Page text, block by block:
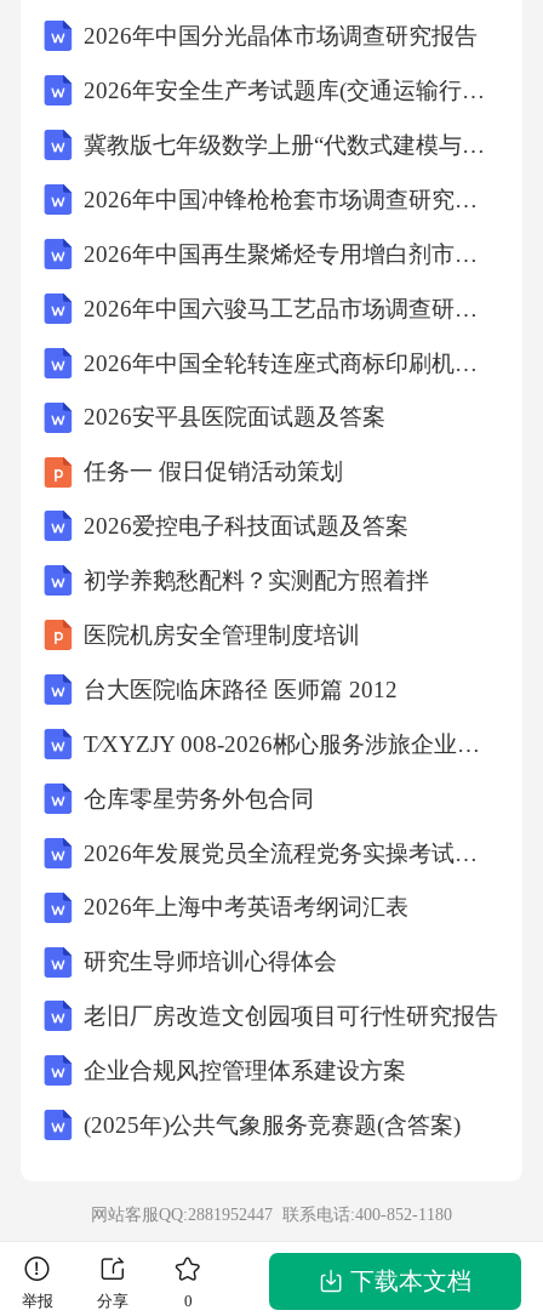
充电时,阳极反映为：Li＋＋e－=Ｌｉ18.有一合
金由X、Y、Z、Ｗ四种金属构成，若将合金放
入盐酸中只有Ｚ、Y能溶解；若将合金置于潮湿
极,用X盐溶液作电解液，通电时四种金属都以
离子形式进入溶液中，但在阴极上只析出X。这
四种金属的活动性顺序是A．Y＞Ｚ＞W>XB.Ｚ
＞Y>W>XＣ.W>Z>Y＞XD.X>Ｙ＞Z>W１9.据
报道，近来摩托罗拉公司研发了一种由甲醇和
氧气以及强碱做电解质溶液的新型手机电池,电
量可达目前使用的镍氢电池或锂电池的十倍，
可持续使用一种月才充一次电。其电池反映为:
下列说法错误的是A.放电时CＨ3ＯH参与反映的
电极为正极B.充电时电解质溶液的pH逐渐增大
C.放电时负极的电极反映式为：CH3OH-6ｅ-
+８OH-=ＣO３2－＋6Ｈ２OD.充电时每生成1m
ｏｌCH3OH转移６mｏl电子20.某混合溶液中只
具有两种溶质NaCl和Ｈ2SO4,且n（NaCl)︰n（H
2SO4）＝3︰１。若以石墨电极电解该溶液,下
列推断中不对的的是A.阴极产物为H2B．阳极先
最后不小于7D.整个电解的过程实质是电解水
三、填空题：21、（8分)将１molI２（ｇ)和2mo
lH2置于2Ｌ密闭容器中，在一定温度下发生反
映：I２（g）+H2（g)2HI(g);△H＜0，并达平
(ＨI）的变化如曲线（Ⅰ）所示，在乙条件下w
2026年中国分光晶体市场调查研究报告
2026年安全生产考试题库(交通运输行业安全规范)试题及答案
冀教版七年级数学上册“代数式建模与复杂问题解决”单元教学设计（32课时）
2026年中国冲锋枪枪套市场调查研究报告
2026年中国再生聚烯烃专用增白剂市场调查研究报告
2026年中国六骏马工艺品市场调查研究报告
2026年中国全轮转连座式商标印刷机市场调查研究报告
2026安平县医院面试题及答案
任务一 假日促销活动策划
2026爱控电子科技面试题及答案
初学养鹅愁配料？实测配方照着拌
医院机房安全管理制度培训
台大医院临床路径 医师篇 2012
T∕XYZJY 008-2026郴心服务涉旅企业旅游服务规范 第8部分：出租车
仓库零星劳务外包合同
2026年发展党员全流程党务实操考试试题（附答案）
2026年上海中考英语考纲词汇表
研究生导师培训心得体会
老旧厂房改造文创园项目可行性研究报告
企业合规风控管理体系建设方案
(2025年)公共气象服务竞赛题(含答案)
网站客服QQ:2881952447 联系电话:400-852-1180
举报 分享 0
下载本文档